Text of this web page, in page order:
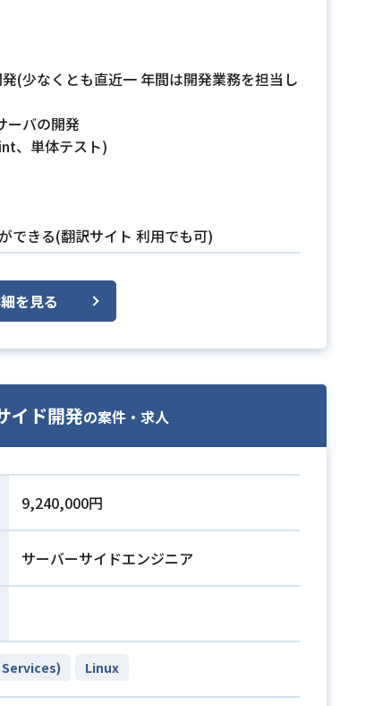
(少なくとも直近一 年間は開発業務を担当し
ーバの開発
、単体テスト)
できる(翻訳サイト 利用でも可)
を見る
イド開発の案件・求人
9,240,000円
サーバーサイドエンジニア
Linux